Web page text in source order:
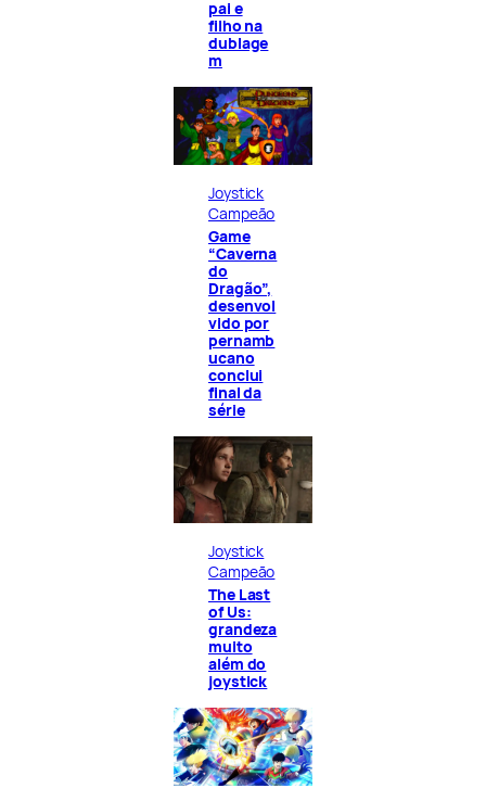
pai e
filho na
dublage
m
Joystick
Campeão
Game
“Caverna
do
Dragão”,
desenvol
vido por
pernamb
ucano
conclui
final da
série
Joystick
Campeão
The Last
of Us:
grandeza
muito
além do
joystick